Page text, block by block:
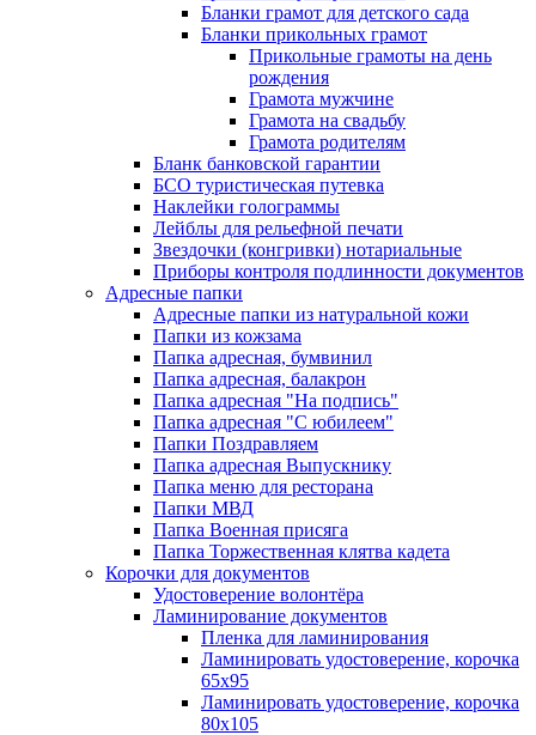
Бланки грамот для детского сада
Бланки прикольных грамот
Прикольные грамоты на день
рождения
Грамота мужчине
Грамота на свадьбу
Грамота родителям
Бланк банковской гарантии
БСО туристическая путевка
Наклейки голограммы
Лейблы для рельефной печати
Звездочки (конгривки) нотариальные
Приборы контроля подлинности документов
Адресные папки
Адресные папки из натуральной кожи
Папки из кожзама
Папка адресная, бумвинил
Папка адресная, балакрон
Папка адресная "На подпись"
Папка адресная "C юбилеем"
Папки Поздравляем
Папка адресная Выпускнику
Папка меню для ресторана
Папки МВД
Папка Военная присяга
Папка Торжественная клятва кадета
Корочки для документов
Удостоверение волонтёра
Ламинирование документов
Пленка для ламинирования
Ламинировать удостоверение, корочка
65х95
Ламинировать удостоверение, корочка
80х105